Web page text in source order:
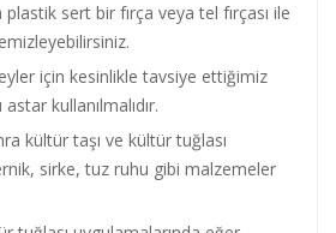
sert bir fırça veya tel fırçası ile
için kesinlikle tavsiye ettiğimiz
kullanılmalıdır.
kültür taşı ve kültür tuğlası
sirke, tuz ruhu gibi malzemeler